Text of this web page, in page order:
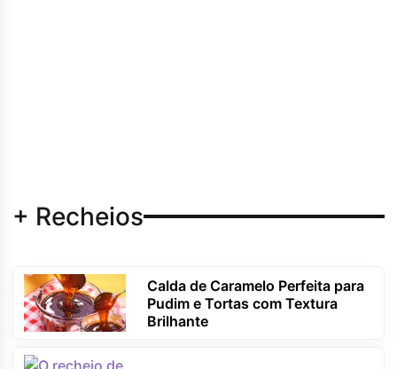
+ Recheios
Calda de Caramelo Perfeita para
Pudim e Tortas com Textura
Brilhante